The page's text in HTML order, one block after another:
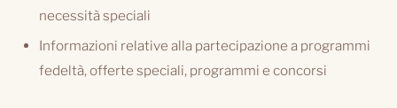
necessità speciali
Informazioni relative alla partecipazione a programmi
fedeltà, offerte speciali, programmi e concorsi